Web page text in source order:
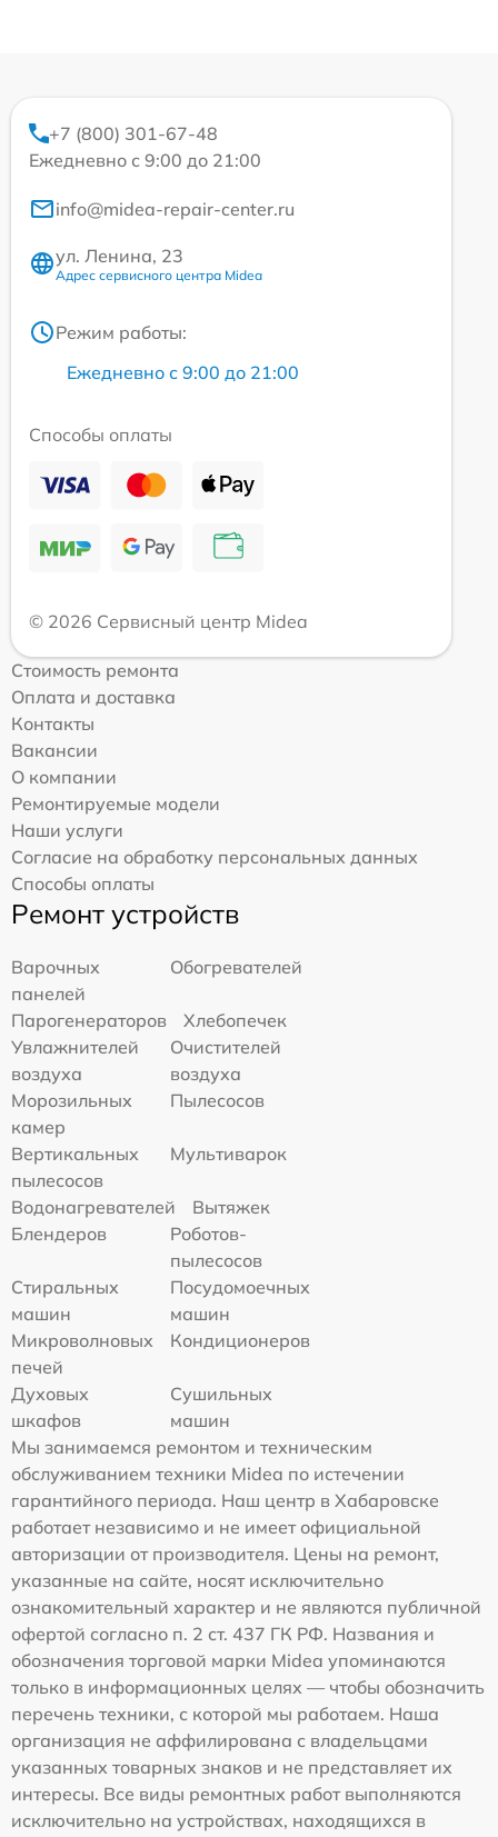
+7 (800) 301-67-48
Ежедневно с 9:00 до 21:00
info@midea-repair-center.ru
ул. Ленина, 23
Адрес сервисного центра Midea
Режим работы:
Ежедневно с 9:00 до 21:00
Способы оплаты
© 2026 Сервисный центр Midea
Стоимость ремонта
Оплата и доставка
Контакты
Вакансии
О компании
Ремонтируемые модели
Наши услуги
Согласие на обработку персональных данных
Способы оплаты
Ремонт устройств
Варочных
панелей
Обогревателей
Парогенераторов
Хлебопечек
Увлажнителей
воздуха
Очистителей
воздуха
Морозильных
камер
Пылесосов
Вертикальных
пылесосов
Мультиварок
Водонагревателей
Вытяжек
Блендеров
Роботов-
пылесосов
Стиральных
машин
Посудомоечных
машин
Микроволновых
печей
Кондиционеров
Духовых
шкафов
Сушильных
машин
Мы занимаемся ремонтом и техническим
обслуживанием техники Midea по истечении
гарантийного периода. Наш центр в Хабаровске
работает независимо и не имеет официальной
авторизации от производителя. Цены на ремонт,
указанные на сайте, носят исключительно
ознакомительный характер и не являются публичной
офертой согласно п. 2 ст. 437 ГК РФ. Названия и
обозначения торговой марки Midea упоминаются
только в информационных целях — чтобы обозначить
перечень техники, с которой мы работаем. Наша
организация не аффилирована с владельцами
указанных товарных знаков и не представляет их
интересы. Все виды ремонтных работ выполняются
исключительно на устройствах, находящихся в